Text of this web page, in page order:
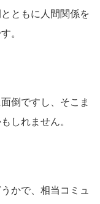
ともに人間関係を
。
倒ですし、そこま
しれません。
かで、相当コミュ